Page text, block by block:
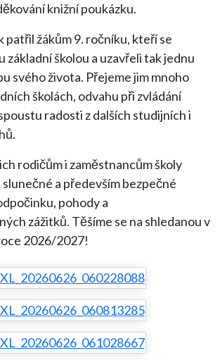
knižní poukázku.
patřil žákům 9. ročníku, kteří se
základní školou a uzavřeli tak jednu
svého života. Přejeme jim mnoho
školách, odvahu při zvládání
radosti z dalších studijních i
rodičům i zaměstnancům školy
a především bezpečné
pohody a
zážitků. Těšíme se na shledanou v
2026/2027!